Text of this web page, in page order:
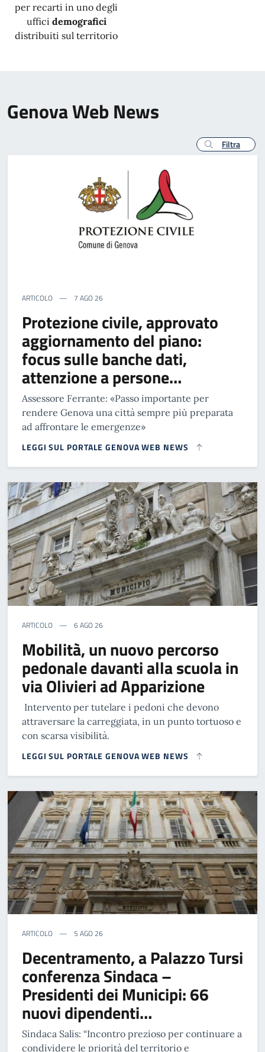
per recarti in uno degli
uffici demografici
distribuiti sul territorio
Genova Web News
Filtra
ARTICOLO 7 AGO 26
Protezione civile, approvato
aggiornamento del piano:
focus sulle banche dati,
attenzione a persone…
Assessore Ferrante: «Passo importante per
rendere Genova una città sempre più preparata
ad affrontare le emergenze»
LEGGI SUL PORTALE GENOVA WEB NEWS
ARTICOLO 6 AGO 26
Mobilità, un nuovo percorso
pedonale davanti alla scuola in
via Olivieri ad Apparizione
Intervento per tutelare i pedoni che devono
attraversare la carreggiata, in un punto tortuoso e
con scarsa visibilità.
LEGGI SUL PORTALE GENOVA WEB NEWS
ARTICOLO 5 AGO 26
Decentramento, a Palazzo Tursi
conferenza Sindaca –
Presidenti dei Municipi: 66
nuovi dipendenti…
Sindaca Salis: “Incontro prezioso per continuare a
condividere le priorità del territorio e